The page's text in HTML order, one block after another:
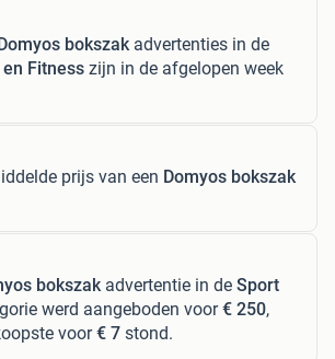
Domyos bokszakadvertenties in de
Fitness zijn in de afgelopen week
prijs van een Domyos bokszak
bokszakadvertentie in de Sport
werd aangeboden voor€ 250,
voor€ 7 stond.